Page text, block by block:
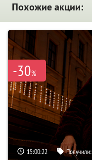
Похожие акции:
-30%
15:00:21 Получили: